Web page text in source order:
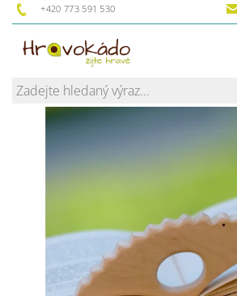
+420 773 591 530